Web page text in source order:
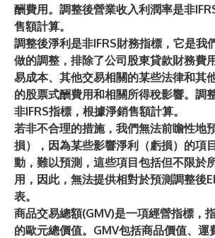
酬費用。調整後營業收入利潤率是非
售額計算。
調整後淨利是非IFRS財務指標，它是我
做的調整，排除了公司股東貸款財務費
易成本、其他交易相關的某些法律和其
的股票式酬費用和相關所得稅影響。調
非IFRS指標，根據淨銷售額計算。
若非不合理的措施，我們無法前瞻性地
損），因為某些影響淨利（虧損）的項
動，難以預測，這些項目包括但不限於
用，因此，無法提供相對於預測調整後
表。
商品交易總額(GMV)是一項經營指標，
的歐元總價值。GMV包括商品價值、運